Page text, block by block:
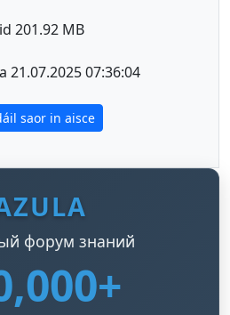
201.92 MB
21.07.2025 07:36:04
saor in aisce
форум знаний